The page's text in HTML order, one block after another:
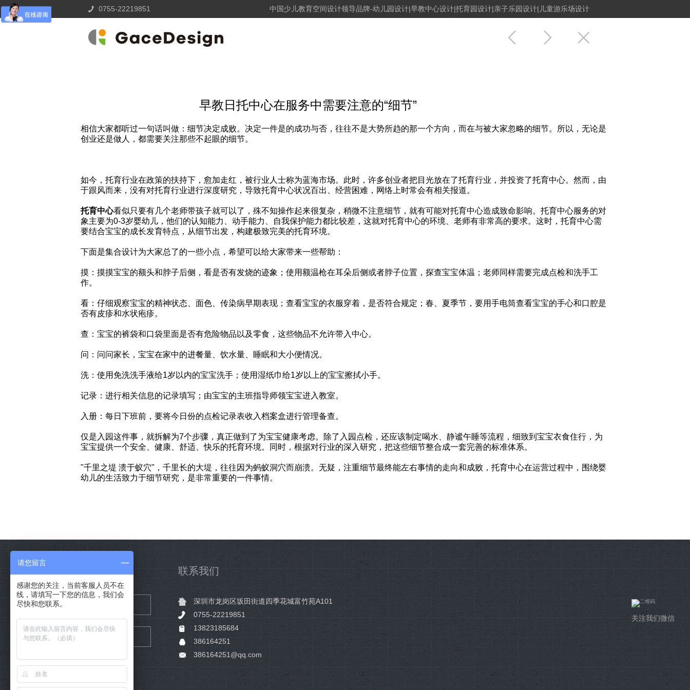
0755-22219851 中国少儿教育空间设计领导品牌-幼儿园设计|早教中心设计|托育园设计|亲子乐园设计|儿童游乐场设计
早教日托中心在服务中需要注意的“细节”
相信大家都听过一句话叫做：细节决定成败。决定一件是的成功与否，往往不是大势所趋的那一个方向，而在与被大家忽略的细节。
所以，无论是
创业还是做人，都需要关注那些不起眼的细节。
如今，托育行业在政策的扶持下，愈加走红，被行业人士称为蓝海市场。此时，许多创业者把目光放在了托育行业，并投资了托育中心。然而，由
于跟风而来，没有对托育行业进行深度研究，导致托育中心状况百出、经营困难，网络上时常会有相关报道。
托育中心看似只要有几个老师带孩子就可以了，殊不知操作起来很复杂，稍微不注意细节，就有可能对托育中心造成致命影响。托育中心服务的对
象主要为0-3岁婴幼儿，他们的认知能力、动手能力、自我保护能力都比较差，这就对托育中心的环境、老师有非常高的要求。这时，托育中心需
要结合宝宝的成长发育特点，从细节出发，构建极致完美的托育环境。
下面是集合设计为大家总了的一些小点，希望可以给大家带来一些帮助：
摸：摸摸宝宝的额头和脖子后侧，看是否有发烧的迹象；使用额温枪在耳朵后侧或者脖子位置，探查宝宝体温；老师同样需要完成点检和洗手工
作。
看：仔细观察宝宝的精神状态、面色、传染病早期表现；查看宝宝的衣服穿着，是否符合规定；春、夏季节，要用手电筒查看宝宝的手心和口腔是
否有皮疹和水状疱疹。
查：宝宝的裤袋和口袋里面是否有危险物品以及零食，这些物品不允许带入中心。
问：问问家长，宝宝在家中的进餐量、饮水量、睡眠和大小便情况。
洗：使用免洗洗手液给1岁以内的宝宝洗手；使用湿纸巾给1岁以上的宝宝擦拭小手。
记录：进行相关信息的记录填写；由宝宝的主班指导师领宝宝进入教室。
入册：每日下班前，要将今日份的点检记录表收入档案盒进行管理备查。
仅是入园这件事，就拆解为7个步骤，真正做到了为宝宝健康考虑。除了入园点检，还应该制定喝水、静谧午睡等流程，细致到宝宝衣食住行，为
宝宝提供一个安全、健康、舒适、快乐的托育环境。同时，根据对行业的深入研究，把这些细节整合成一套完善的标准体系。
"千里之堤 溃于蚁穴"，千里长的大堤，往往因为蚂蚁洞穴而崩溃。无疑，注重细节最终能左右事情的走向和成败，托育中心在运营过程中，围绕婴
幼儿的生活致力于细节研究，是非常重要的一件事情。
品牌咨询
品牌设计
联系我们
深圳市龙岗区坂田街道四季花城富竹苑A101
0755-22219851
13823185684
386164251
386164251@qq.com
关注我们微信
请您留言
感谢您的关注，当前客服人员不在
线，请填写一下您的信息，我们会
尽快和您联系。